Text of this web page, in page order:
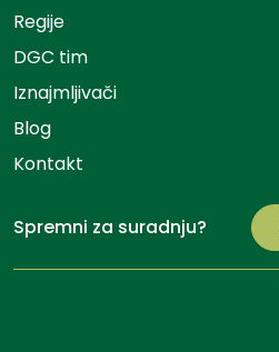
Regije
DGC tim
Iznajmljivači
Blog
Kontakt
Spremni za suradnju?